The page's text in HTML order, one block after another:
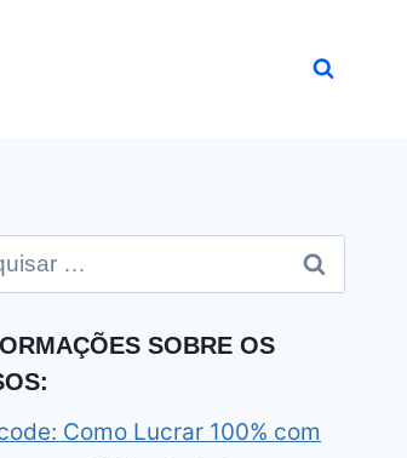
SOBRE OS
Como Lucrar 100% com